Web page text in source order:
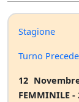
Stagione
Turno
12
FEMMINILE